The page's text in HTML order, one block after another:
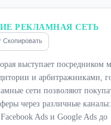
РЕКЛАМНАЯ СЕТЬ
Скопировать
выступает посредником
и арбитражниками,
сети позволяют
через различные
Ads и Google Ads до